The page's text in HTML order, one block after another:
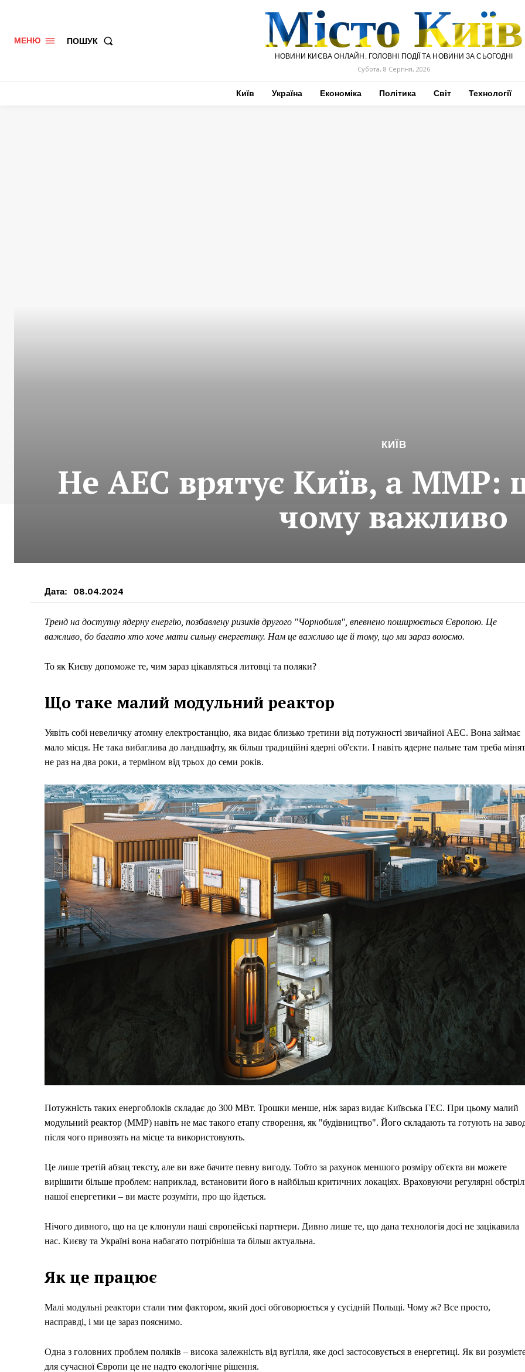
Меню
Економіка
Політика
МЕНЮ ПОШУК Місто Київ
НОВИНИ КИЄВА ОНЛАЙН. ГОЛОВНІ ПОДІЇ ТА НОВИНИ ЗА СЬОГОДНІ
Субота, 8 Серпня, 2026
Київ Україна Економіка Політика Світ Технології
КИЇВ
Не АЕС врятує Київ, а ММР:
чому важливо
Дата: 08.04.2024
Тренд на доступну ядерну енергію, позбавлену ризиків другого "Чорнобиля", впевнено поширюється Європою. Це
важливо, бо багато хто хоче мати сильну енергетику. Нам це важливо ще й тому, що ми зараз воюємо.
То як Києву допоможе те, чим зараз цікавляться литовці та поляки?
Що таке малий модульний реактор
Уявіть собі невеличку атомну електростанцію, яка видає близько третини від потужності звичайної АЕС. Вона займає
мало місця. Не така вибаглива до ландшафту, як більш традиційні ядерні об'єкти. І навіть ядерне пальне там треба
не раз на два роки, а терміном від трьох до семи років.
Потужність таких енергоблоків складає до 300 МВт. Трошки менше, ніж зараз видає Київська ГЕС. При цьому малий
модульний реактор (ММР) навіть не має такого етапу створення, як "будівництво". Його складають та готують на
після чого привозять на місце та використовують.
Це лише третій абзац тексту, але ви вже бачите певну вигоду. Тобто за рахунок меншого розміру об'єкта ви можете
вирішити більше проблем: наприклад, встановити його в найбільш критичних локаціях. Враховуючи регулярні
нашої енергетики – ви маєте розуміти, про що йдеться.
Нічого дивного, що на це клюнули наші європейські партнери. Дивно лише те, що дана технологія досі не зацікавила
нас. Києву та Україні вона набагато потрібніша та більш актуальна.
Як це працює
Малі модульні реактори стали тим фактором, який досі обговорюється у сусідній Польщі. Чому ж? Все просто,
насправді, і ми це зараз пояснимо.
Одна з головних проблем поляків – висока залежність від вугілля, яке досі застосовується в енергетиці. Як ви
для сучасної Європи це не надто екологічне рішення.